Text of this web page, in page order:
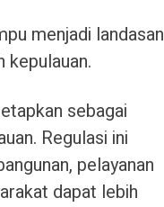
menjadi landasan
kepulauan.
sebagai
Regulasi ini
pelayanan
dapat lebih